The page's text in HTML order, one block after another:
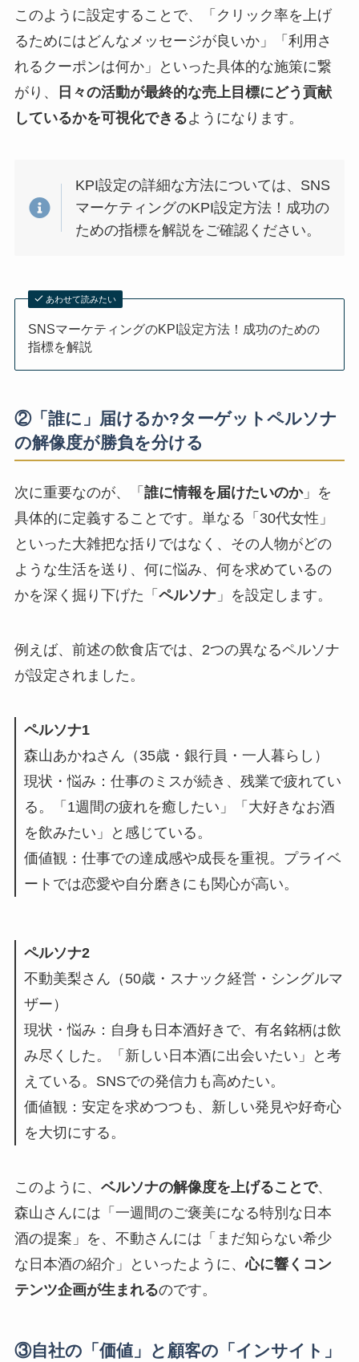
このように設定することで、「クリック率を上げ
るためにはどんなメッセージが良いか」「利用さ
れるクーポンは何か」といった具体的な施策に繋
がり、
日々の活動が最終的な売上目標にどう貢献
しているかを可視化できるようになります。
KPI設定の詳細な方法については、SNS
マーケティングのKPI設定方法！成功の
ための指標を解説をご確認ください。
あわせて読みたい
SNSマーケティングのKPI設定方法！成功のための
指標を解説
②「誰に」届けるか?ターゲットペルソナ
の解像度が勝負を分ける
次に重要なのが、「 誰に情報を届けたいのか」を
具体的に定義することです。単なる「30代女性」
といった大雑把な括りではなく、その人物がどの
ような生活を送り、何に悩み、何を求めているの
かを深く掘り下げた「 ペルソナ」を設定します。
例えば、前述の飲食店では、2つの異なるペルソナ
が設定されました。
ペルソナ1
森山あかねさん（35歳・銀行員・一人暮らし）
現状・悩み：仕事のミスが続き、残業で疲れてい
る。「1週間の疲れを癒したい」「大好きなお酒
を飲みたい」と感じている。
価値観：仕事での達成感や成長を重視。プライベ
ートでは恋愛や自分磨きにも関心が高い。
ペルソナ2
不動美梨さん（50歳・スナック経営・シングルマ
ザー）
現状・悩み：自身も日本酒好きで、有名銘柄は飲
み尽くした。「新しい日本酒に出会いたい」と考
えている。SNSでの発信力も高めたい。
価値観：安定を求めつつも、新しい発見や好奇心
を大切にする。
このように、 ベルソナの解像度を上げることで、
森山さんには「一週間のご褒美になる特別な日本
酒の提案」を、不動さんには「まだ知らない希少
な日本酒の紹介」といったように、心に響くコン
テンツ企画が生まれるのです。
③自社の「価値」と顧客の「インサイト」